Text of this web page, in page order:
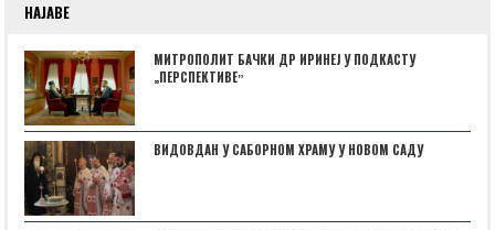
НАЈАВЕ
МИТРОПОЛИТ БАЧКИ ДР ИРИНЕЈ У ПОДКАСТУ
„ПЕРСПЕКТИВЕˮ
ВИДОВДАН У САБОРНОМ ХРАМУ У НОВОМ САДУ